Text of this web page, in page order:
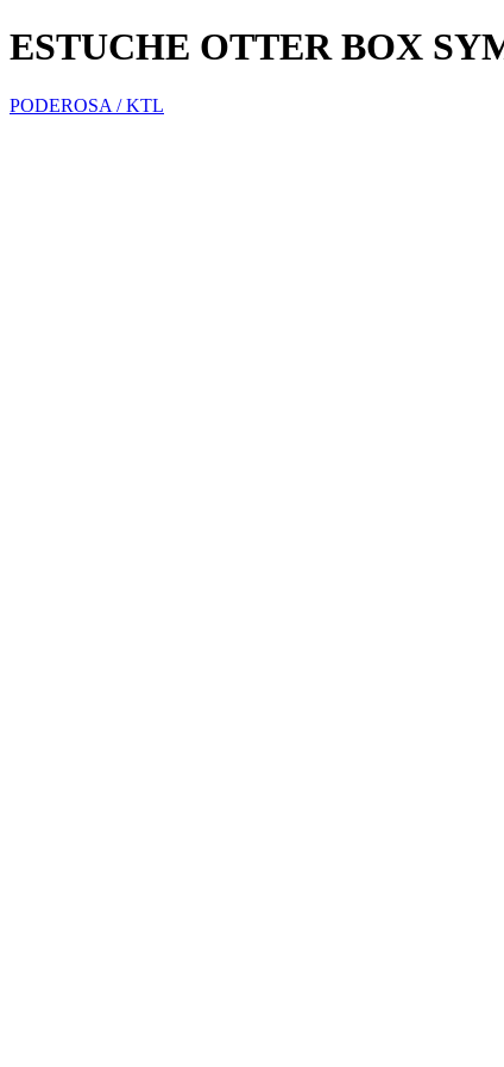
ESTUCHE OTTER BOX
PODEROSA / KTL